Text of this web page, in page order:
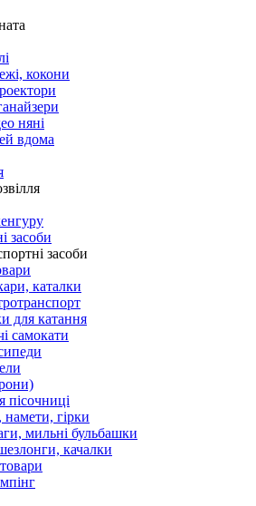
кокони
няні
вдома
засоби
засоби
каталки
для катання
самокати
пісочниці
гірки
мильні бульбашки
качалки